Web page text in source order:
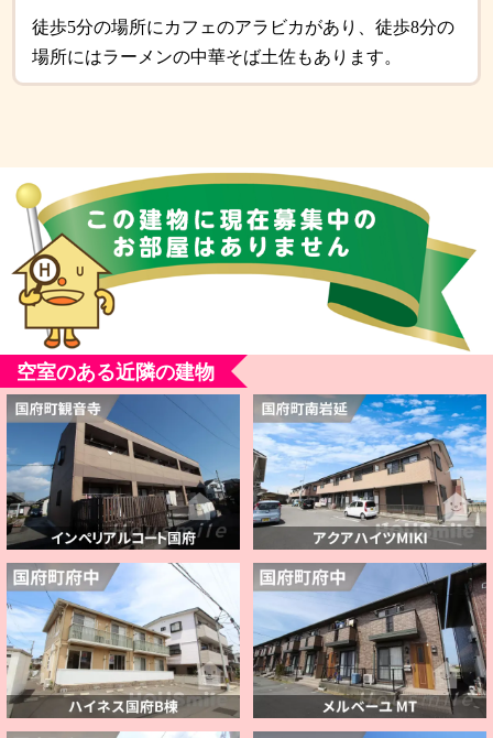
徒歩5分の場所にカフェのアラビカがあり、徒歩8分の
場所にはラーメンの中華そば土佐もあります。
空室のある近隣の建物